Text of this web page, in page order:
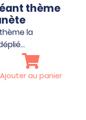
thème
la
Ajouter au panier